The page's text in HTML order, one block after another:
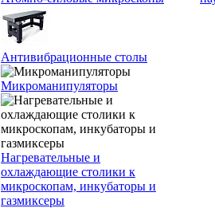
Антивибрационные столы
Микроманипуляторы
Нагревательные и
охлаждающие столики к
микроскопам, инкубаторы и
газмиксеры